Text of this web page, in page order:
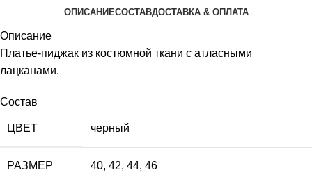
ОПИСАНИЕСОСТАВДОСТАВКА & ОПЛАТА
Описание
Платье-пиджак из костюмной ткани с атласными
лацканами.
Состав
ЦВЕТ черный
РАЗМЕР 40, 42, 44, 46